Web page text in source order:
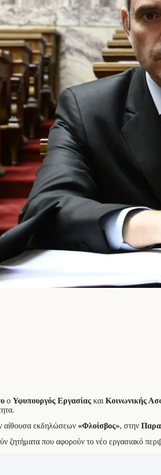
ο Υφυπουργός Εργασίας καιΚοινωνικής
αίθουσα εκδηλώσεων «Φλοίσβος», στην
ζητήματα που αφορούν το νέο εργασιακό